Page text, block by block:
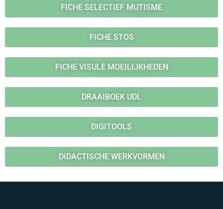
FICHE SELECTIEF MUTISME
FICHE STOS
FICHE VISULE MOEILIJKHEDEN
DRAAIBOEK UDL
DIGITOOLS
DIDACTISCHE WERKVORMEN